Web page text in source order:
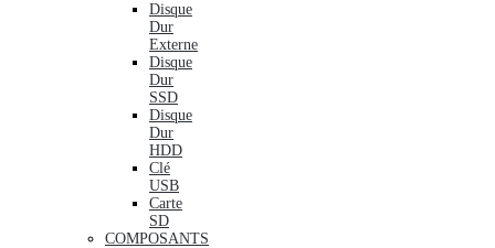
Disque
Dur
Externe
Disque
Dur
SSD
Disque
Dur
HDD
Clé
USB
Carte
SD
COMPOSANTS